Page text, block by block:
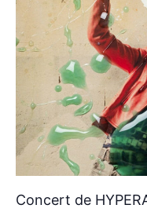
Concert de